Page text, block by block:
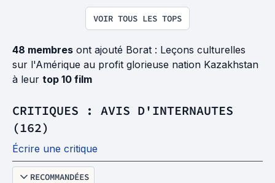
VOIR TOUS LES TOPS
48 membres ont ajouté Borat : Leçons culturelles
sur l'Amérique au profit glorieuse nation Kazakhstan
à leur top 10 film
CRITIQUES : AVIS D'INTERNAUTES
(162)
Écrire une critique
RECOMMANDÉES